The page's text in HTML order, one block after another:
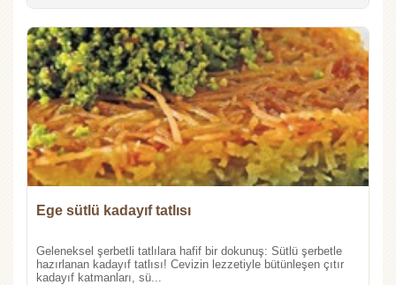
Ege sütlü kadayıf tatlısı
Geleneksel şerbetli tatlılara hafif bir dokunuş: Sütlü şerbetle
hazırlanan kadayıf tatlısı! Cevizin lezzetiyle bütünleşen çıtır
kadayıf katmanları, sü...